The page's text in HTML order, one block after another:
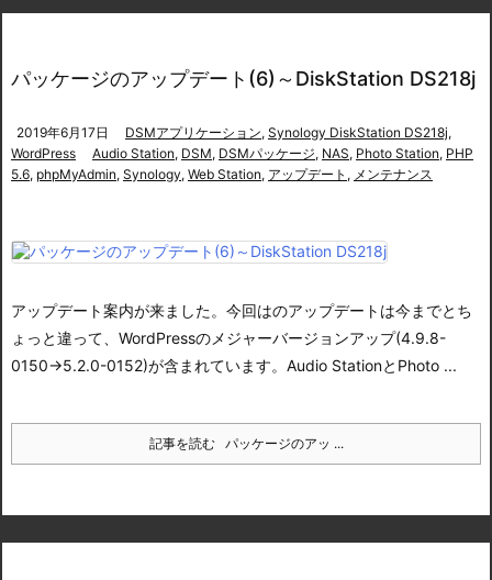
パッケージのアップデート(6)～DiskStation DS218j
2019年6月17日 DSMアプリケーション, Synology DiskStation DS218j,
WordPress
Audio Station, DSM, DSMパッケージ, NAS, Photo Station, PHP
5.6, phpMyAdmin, Synology, Web Station, アップデート , メンテナンス
アップデート案内が来ました。 今回はのアップデートは今までとち
ょっと違って、WordPressのメジャーバージョンアップ(4.9.8-
0150→5.2.0-0152)が含まれています。Audio StationとPhoto ...
記事を読む パッケージのアッ ...